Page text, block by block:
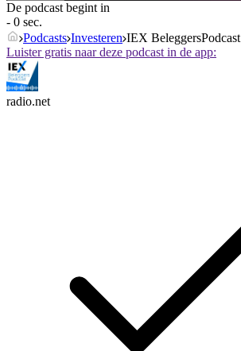
De podcast begint in
- 0 sec.
Podcasts Investeren IEX BeleggersPodcast
Luister gratis naar deze podcast in de app:
radio.net